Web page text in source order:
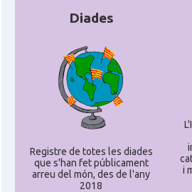
Diades
Registre de totes les diades
que s'han fet públicament
arreu del món, des de l'any
2018
i